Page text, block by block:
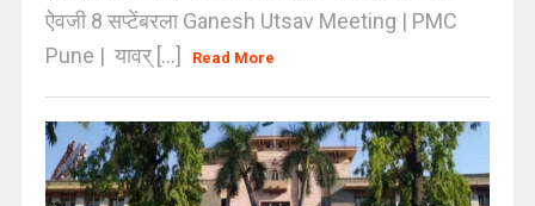
ऐवजी 8 सप्टेंबरला Ganesh Utsav Meeting | PMC
Pune | यावर् [...]
Read More